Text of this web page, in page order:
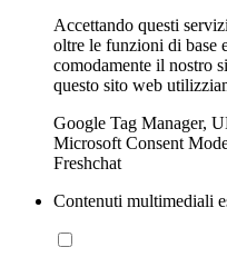
Accettando questi
oltre le funzioni di base
comodamente il nostro
questo sito web
Google Tag Manager,
Microsoft Consent
Freshchat
Contenuti multimediali